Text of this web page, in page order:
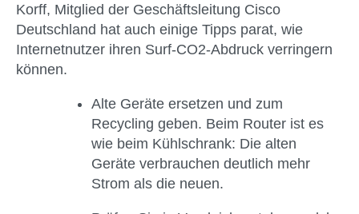
Korff, Mitglied der Geschäftsleitung Cisco
Deutschland hat auch einige Tipps parat, wie
Internetnutzer ihren Surf-CO2-Abdruck verringern
können.
Alte Geräte ersetzen und zum
Recycling geben. Beim Router ist es
wie beim Kühlschrank: Die alten
Geräte verbrauchen deutlich mehr
Strom als die neuen.